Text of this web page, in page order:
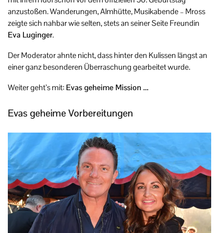
anzustoßen. Wanderungen, Almhütte, Musikabende – Mross
zeigte sich nahbar wie selten, stets an seiner Seite Freundin
Eva Luginger.
Der Moderator ahnte nicht, dass hinter den Kulissen längst an
einer ganz besonderen Überraschung gearbeitet wurde.
Weiter geht’s mit: Evas geheime Mission …
Evas geheime Vorbereitungen